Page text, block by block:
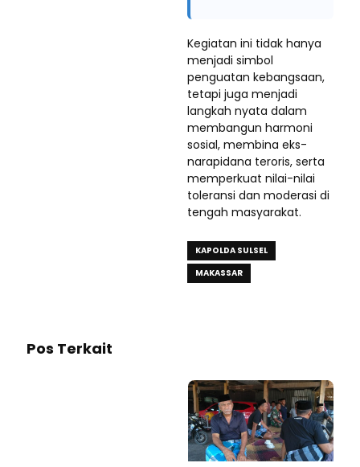
Kegiatan ini tidak hanya
menjadi simbol
penguatan kebangsaan,
tetapi juga menjadi
langkah nyata dalam
membangun harmoni
sosial, membina eks-
narapidana teroris, serta
memperkuat nilai-nilai
toleransi dan moderasi di
tengah masyarakat.
KAPOLDA SULSEL
MAKASSAR
Pos Terkait